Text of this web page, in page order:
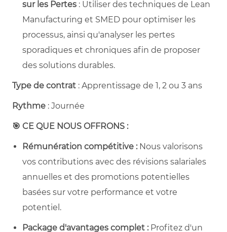
sur les Pertes : Utiliser des techniques de Lean
Manufacturing et SMED pour optimiser les
processus, ainsi qu'analyser les pertes
sporadiques et chroniques afin de proposer
des solutions durables.
Type de contrat : Apprentissage de 1, 2 ou 3 ans
Rythme : Journée
🎯 CE QUE NOUS OFFRONS :
Rémunération compétitive : Nous valorisons
vos contributions avec des révisions salariales
annuelles et des promotions potentielles
basées sur votre performance et votre
potentiel.
Package d'avantages complet : Profitez d'un